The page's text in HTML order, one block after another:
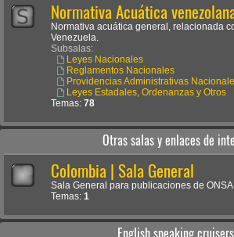
Normativa Acuática
Normativa acuática general, relacionada
Venezuela.
Subsalas:
Leyes Nacionales
Reglamentos Nacionales
Providencias Administrativas
Leyes Estadales, Ordenanzas y Otros
Temas: 78
Otras salas y enlaces de
Colombia | Sala General
Sala General para publicaciones de
Temas: 1
English speaking cruisers